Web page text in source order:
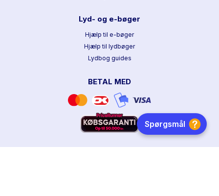
Lyd- og e-bøger
Hjælp til e-bøger
Hjælp til lydbøger
Lydbog guides
BETAL MED